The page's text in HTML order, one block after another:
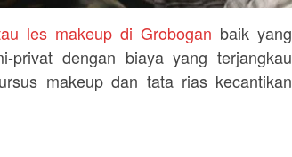
les makeup di Grobogan baik yang
privat dengan biaya yang terjangkau
makeup dan tata rias kecantikan